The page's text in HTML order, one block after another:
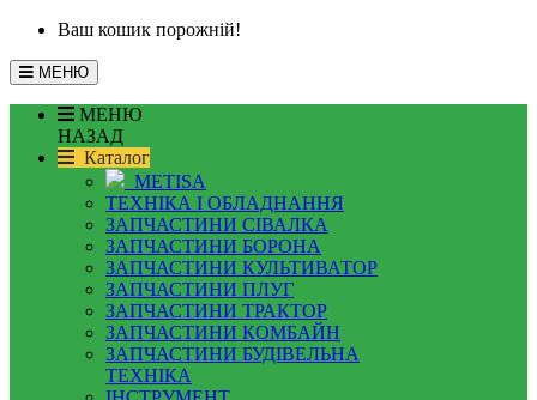
Ваш кошик порожній!
МЕНЮ
МЕНЮ
НАЗАД
Каталог
METISA
ТЕХНІКА І ОБЛАДНАННЯ
ЗАПЧАСТИНИ СІВАЛКА
ЗАПЧАСТИНИ БОРОНА
ЗАПЧАСТИНИ КУЛЬТИВАТОР
ЗАПЧАСТИНИ ПЛУГ
ЗАПЧАСТИНИ ТРАКТОР
ЗАПЧАСТИНИ КОМБАЙН
ЗАПЧАСТИНИ БУДІВЕЛЬНА
ТЕХНІКА